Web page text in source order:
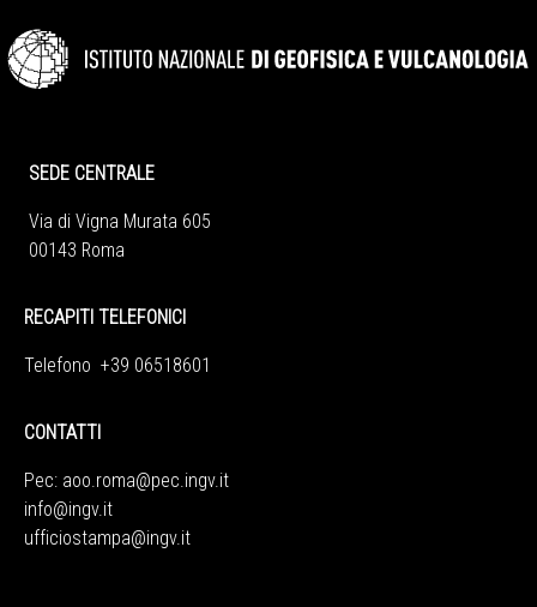
SEDE CENTRALE
Via di Vigna Murata 605
00143 Roma
RECAPITI TELEFONICI
Telefono +39 06518601
CONTATTI
Pec: aoo.roma@pec.ingv.it
info@ingv.it
ufficiostampa@ingv.it